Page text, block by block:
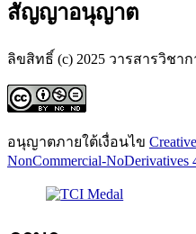
สัญญาอนุญาต
ลิขสิทธิ์ (c) 2025 วารสารวิชา
อนุญาตภายใต้เงื่อนไข
NonCommercial-NoDerivatives